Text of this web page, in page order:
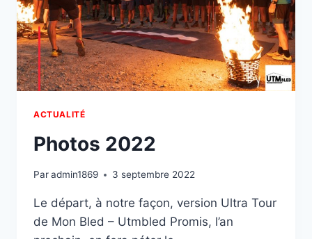
ACTUALITÉ
Photos 2022
Paradmin1869 3 septembre 2022
Le départ, à notre façon, version Ultra Tour
de Mon Bled – Utmbled Promis, l’an